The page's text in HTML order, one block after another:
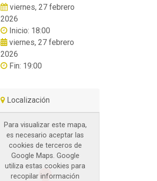
viernes, 27 febrero
2026
Inicio: 18:00
viernes, 27 febrero
2026
Fin: 19:00
Localización
Para visualizar este mapa,
es necesario aceptar las
cookies de terceros de
Google Maps. Google
utiliza estas cookies para
recopilar información